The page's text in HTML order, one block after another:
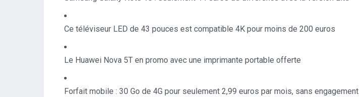
Ce téléviseur LED de 43 pouces est compatible 4K pour moins de 200 euros
Le Huawei Nova 5T en promo avec une imprimante portable offerte
Forfait mobile : 30 Go de 4G pour seulement 2,99 euros par mois, sans engagement